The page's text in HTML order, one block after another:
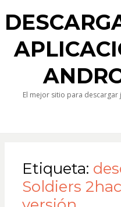
El mejor sitio para
Etiqueta:
Soldiers